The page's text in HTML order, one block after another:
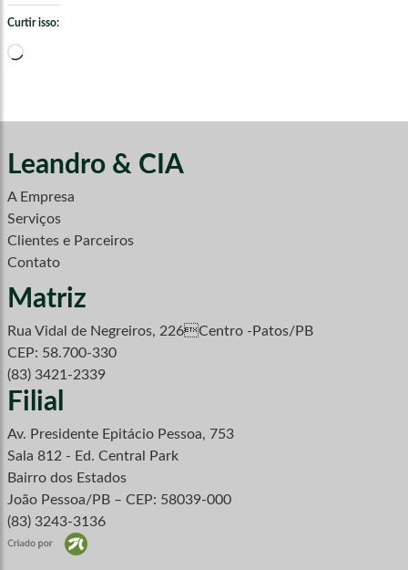
Curtir isso:
Carregando...
Leandro & CIA
A Empresa
Serviços
Clientes e Parceiros
Contato
Matriz
Rua Vidal de Negreiros, 226Centro -Patos/PB
CEP: 58.700-330
(83) 3421-2339
Filial
Av. Presidente Epitácio Pessoa, 753
Sala 812 - Ed. Central Park
Bairro dos Estados
João Pessoa/PB – CEP: 58039-000
(83) 3243-3136